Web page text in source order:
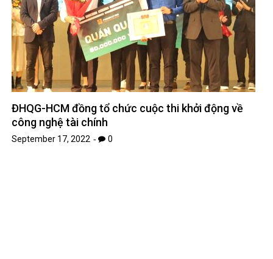
ĐHQG-HCM đồng tổ chức cuộc thi khởi động về
công nghệ tài chính
September 17, 2022 0